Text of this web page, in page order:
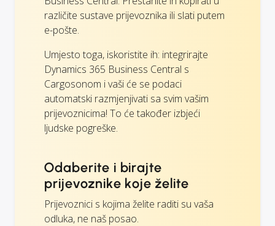
različite sustave prijevoznika ili slati putem
e-pošte.
Umjesto toga, iskoristite ih: integrirajte
Dynamics 365 Business Central s
Cargosonom i vaši će se podaci
automatski razmjenjivati sa svim vašim
prijevoznicima! To će također izbjeći
ljudske pogreške.
Odaberite i birajte
prijevoznike koje želite
Prijevoznici s kojima želite raditi su vaša
odluka, ne naš posao.